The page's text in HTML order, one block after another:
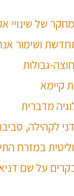
של שינויי
ושימור
גבולות
קיימא
מדברית
לקהילה,
במזרח
על שם